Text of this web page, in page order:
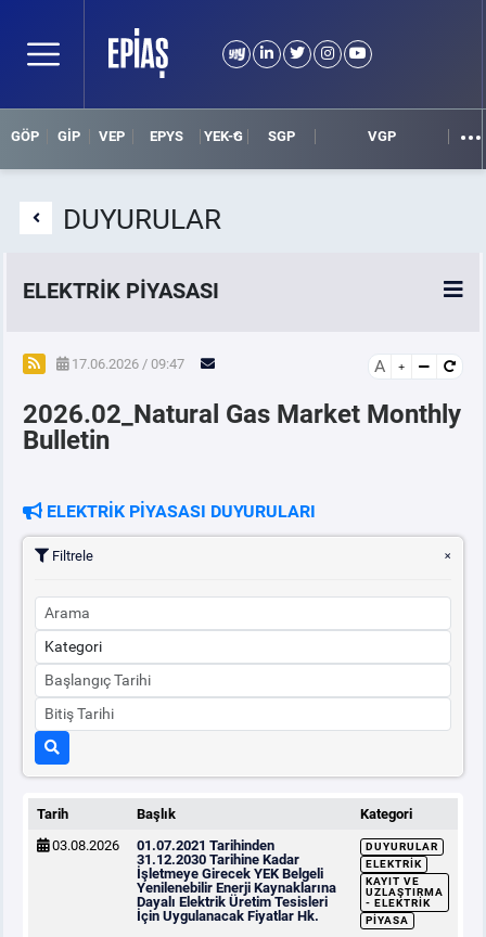
GÖP GİP VEP EPYS YEK-G SGP VGP
DUYURULAR
ELEKTRİK PİYASASI
SPOT ELEKTRİK PİYASALARI
ÖRNEK FİNANS BELGELERİ
PİYASAKAYITSÜRECİ
SERBEST TÜKETİCİ
MALİ UZLAŞTIRMA
TEMİNAT
BÜLTENLER
DUYURULAR
BT HİZMET YÖNETİM SİSTEMİ POLİTİKAMIZ
17.06.2026 / 09:47 A
2026.02_Natural Gas Market Monthly
Bulletin
ELEKTRİK PİYASASI DUYURULARI
Filtrele
Tarih Başlık
Kategori
03.08.2026
01.07.2021 Tarihinden
31.12.2030 Tarihine Kadar
İşletmeye Girecek YEK Belgeli
Yenilenebilir Enerji Kaynaklarına
Dayalı Elektrik Üretim Tesisleri
İçin Uygulanacak Fiyatlar Hk.
DUYURULAR
ELEKTRIK
KAYIT VE
UZLAŞTIRMA
- ELEKTRIK
PIYASA